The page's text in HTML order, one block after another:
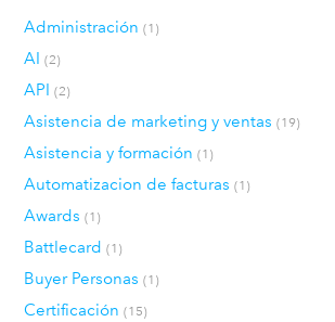
Administración (1)
AI (2)
API (2)
Asistencia de marketing y ventas (19)
Asistencia y formación (1)
Automatizacion de facturas (1)
Awards (1)
Battlecard (1)
Buyer Personas (1)
Certificación (15)